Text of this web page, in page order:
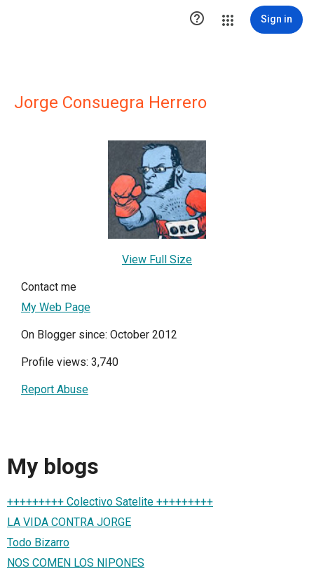
 Sign in
Jorge Consuegra Herrero
View Full Size
Contact me
My Web Page
On Blogger since: October 2012
Profile views: 3,740
Report Abuse
My blogs
+++++++++ Colectivo Satelite +++++++++
LA VIDA CONTRA JORGE
Todo Bizarro
NOS COMEN LOS NIPONES